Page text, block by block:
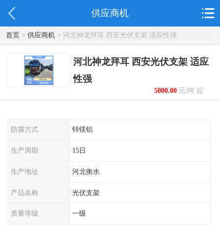
供应商机
首页> 供应商机> 河北神龙拜耳 西安光伏支架 适应性强
河北神龙拜耳 西安光伏支架 适应
性强
5000.00元/吨 起
防腐方式 锌镁铝
生产周期 15日
生产地址 河北衡水
产品名称 光伏支架
质量等级 一级